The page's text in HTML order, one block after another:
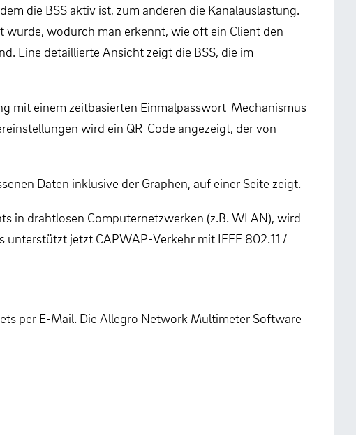
die BSS aktiv ist, zum anderen die Kanalauslastung.
wurde, wodurch man erkennt, wie oft ein Client den
Eine detaillierte Ansicht zeigt die BSS, die im
mit einem zeitbasierten Einmalpasswort-Mechanismus
wird ein QR-Code angezeigt, der von
Daten inklusive der Graphen, auf einer Seite zeigt.
in drahtlosen Computernetzwerken (z.B. WLAN), wird
jetzt CAPWAP-Verkehr mit IEEE 802.11 /
per E-Mail. Die Allegro Network Multimeter Software